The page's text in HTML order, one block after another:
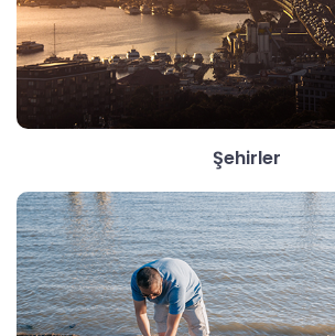
Şehirler